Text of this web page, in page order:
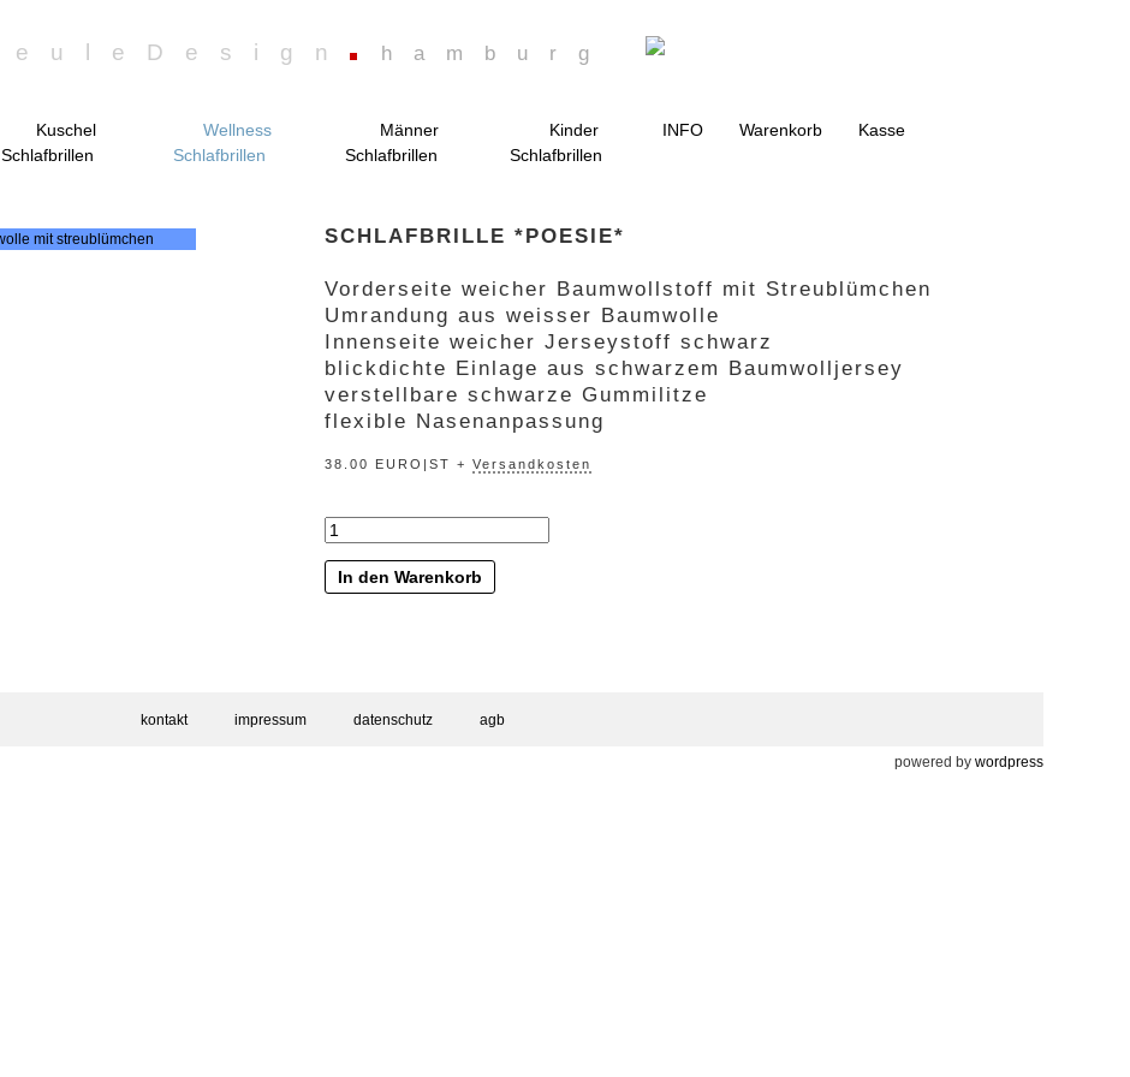
euleDesign hamburg
Kuschel
Schlafbrillen
Wellness
Schlafbrillen
Männer
Schlafbrillen
Kinder
Schlafbrillen
INFO Warenkorb Kasse
SCHLAFBRILLE *POESIE*
Vorderseite weicher Baumwollstoff mit Streublümchen
Umrandung aus weisser Baumwolle
Innenseite weicher Jerseystoff schwarz
blickdichte Einlage aus schwarzem Baumwolljersey
verstellbare schwarze Gummilitze
flexible Nasenanpassung
38.00 EURO|ST + Versandkosten
Menge
In den Warenkorb
kontakt impressum datenschutz agb
powered by wordpress